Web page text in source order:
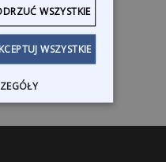
WSZYSTKIE
WSZYSTKIE